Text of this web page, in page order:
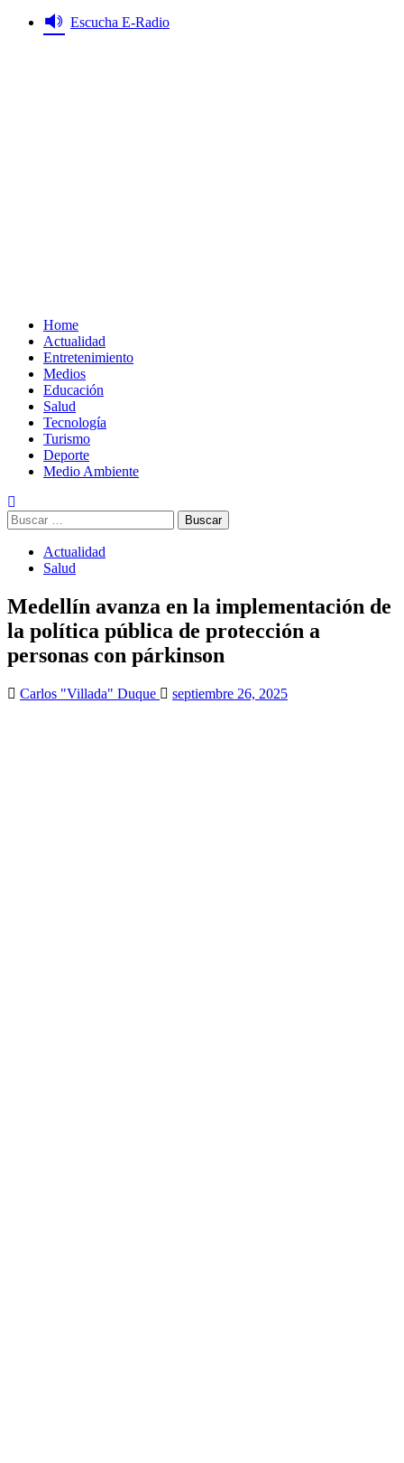
Saltar
Escucha E-Radio
Home
Actualidad
Entretenimiento
Medios
Educación
Salud
Tecnología
Turismo
Deporte
Medio Ambiente
Buscar:
Actualidad
Salud
Medellín avanza en la implementación de
la política pública de protección a
personas con párkinson
Carlos "Villada" Duque septiembre 26, 2025